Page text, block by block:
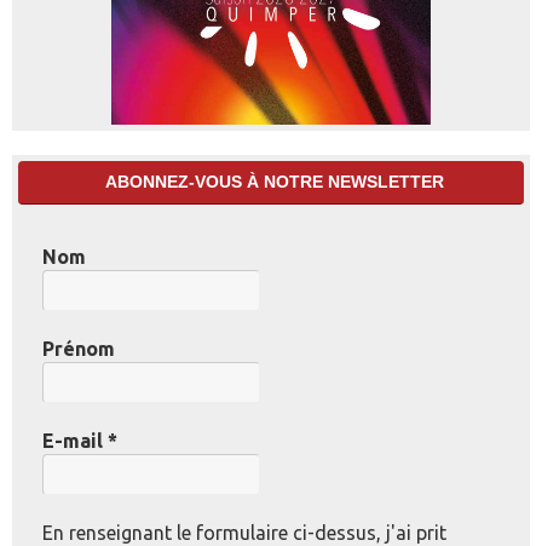
ABONNEZ-VOUS À NOTRE NEWSLETTER
Nom
Prénom
E-mail *
En renseignant le formulaire ci-dessus, j'ai prit